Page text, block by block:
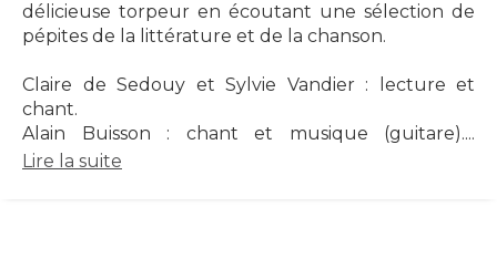
délicieuse torpeur en écoutant une sélection de
pépites de la littérature et de la chanson.
Claire de Sedouy et Sylvie Vandier : lecture et
chant.
Alain Buisson : chant et musique (guitare)....
Lire la suite